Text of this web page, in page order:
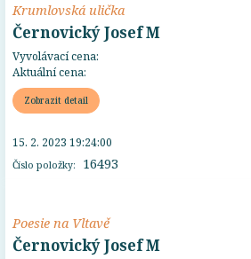
Krumlovská ulička
Černovický Josef M
Vyvolávací cena:
Aktuální cena:
Zobrazit detail
Číslo položky: 16493
15. 2. 2023 19:24:00
Poesie na Vltavě
Černovický Josef M